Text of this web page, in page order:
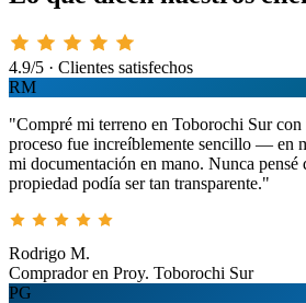
4.9/5 · Clientes satisfechos
RM
"Compré mi terreno en Toborochi Sur
proceso fue increíblemente sencillo — en
mi documentación en mano. Nunca pensé
propiedad podía ser tan transparente."
Rodrigo M.
Comprador en Proy. Toborochi Sur
PG